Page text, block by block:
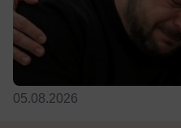
05.08.2026